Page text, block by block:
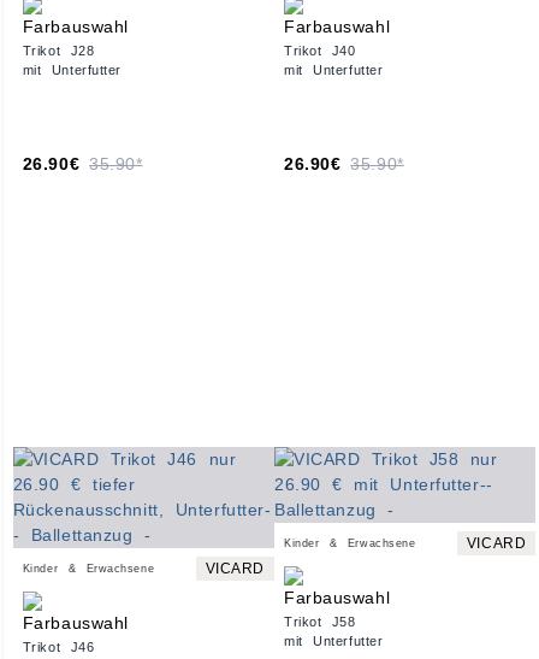
Trikot J28
mit Unterfutter
26.90€ 35.90*
Trikot J40
mit Unterfutter
26.90€ 35.90*
Kinder & Erwachsene VICARD
Trikot J46
Kinder & Erwachsene VICARD
Trikot J58
mit Unterfutter